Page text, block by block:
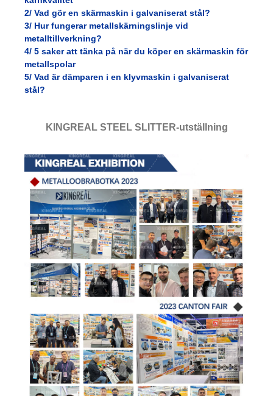
2/ Vad gör en skärmaskin i galvaniserat stål?
3/ Hur fungerar metallskärningslinje vid
metalltillverkning?
4/ 5 saker att tänka på när du köper en skärmaskin för
metallspolar
5/ Vad är dämparen i en klyvmaskin i galvaniserat
stål?
KINGREAL STEEL SLITTER-utställning